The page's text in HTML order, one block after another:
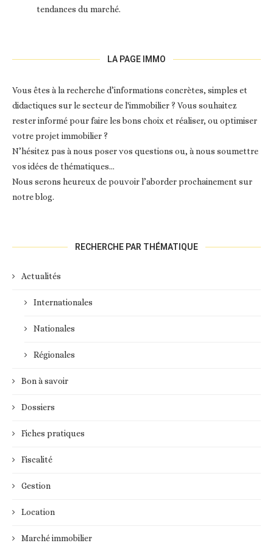
tendances du marché.
LA PAGE IMMO
Vous êtes à la recherche d’informations concrètes, simples et
didactiques sur le secteur de l'immobilier ? Vous souhaitez
rester informé pour faire les bons choix et réaliser, ou optimiser
votre projet immobilier ?
N’hésitez pas à nous poser vos questions ou, à nous soumettre
vos idées de thématiques…
Nous serons heureux de pouvoir l’aborder prochainement sur
notre blog.
RECHERCHE PAR THÉMATIQUE
Actualités
Internationales
Nationales
Régionales
Bon à savoir
Dossiers
Fiches pratiques
Fiscalité
Gestion
Location
Marché immobilier